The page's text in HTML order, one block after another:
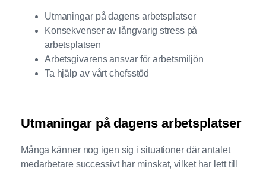
Utmaningar på dagens arbetsplatser
Konsekvenser av långvarig stress på
arbetsplatsen
Arbetsgivarens ansvar för arbetsmiljön
Ta hjälp av vårt chefsstöd
Utmaningar på dagens arbetsplatser
Många känner nog igen sig i situationer där antalet
medarbetare successivt har minskat, vilket har lett till